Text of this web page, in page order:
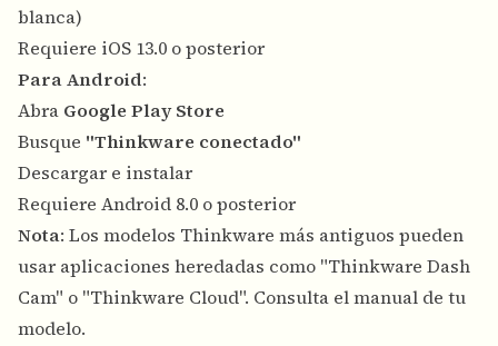
blanca)
Requiere iOS 13.0 o posterior
Para Android:
Abra Google Play Store
Busque "Thinkware conectado"
Descargar e instalar
Requiere Android 8.0 o posterior
Nota: Los modelos Thinkware más antiguos pueden
usar aplicaciones heredadas como "Thinkware Dash
Cam" o "Thinkware Cloud". Consulta el manual de tu
modelo.